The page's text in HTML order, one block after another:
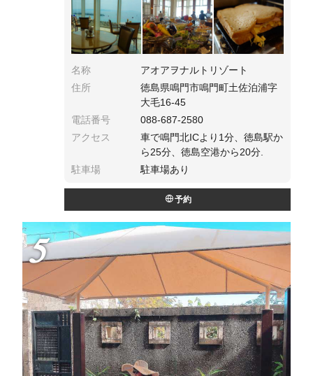
名称
アオアヲナルトリゾート
住所
徳島県鳴門市鳴門町土佐泊浦字
大毛16-45
電話番号
088-687-2580
アクセス
車で鳴門北ICより1分、徳島駅か
ら25分、徳島空港から20分.
駐車場
駐車場あり
予約
5